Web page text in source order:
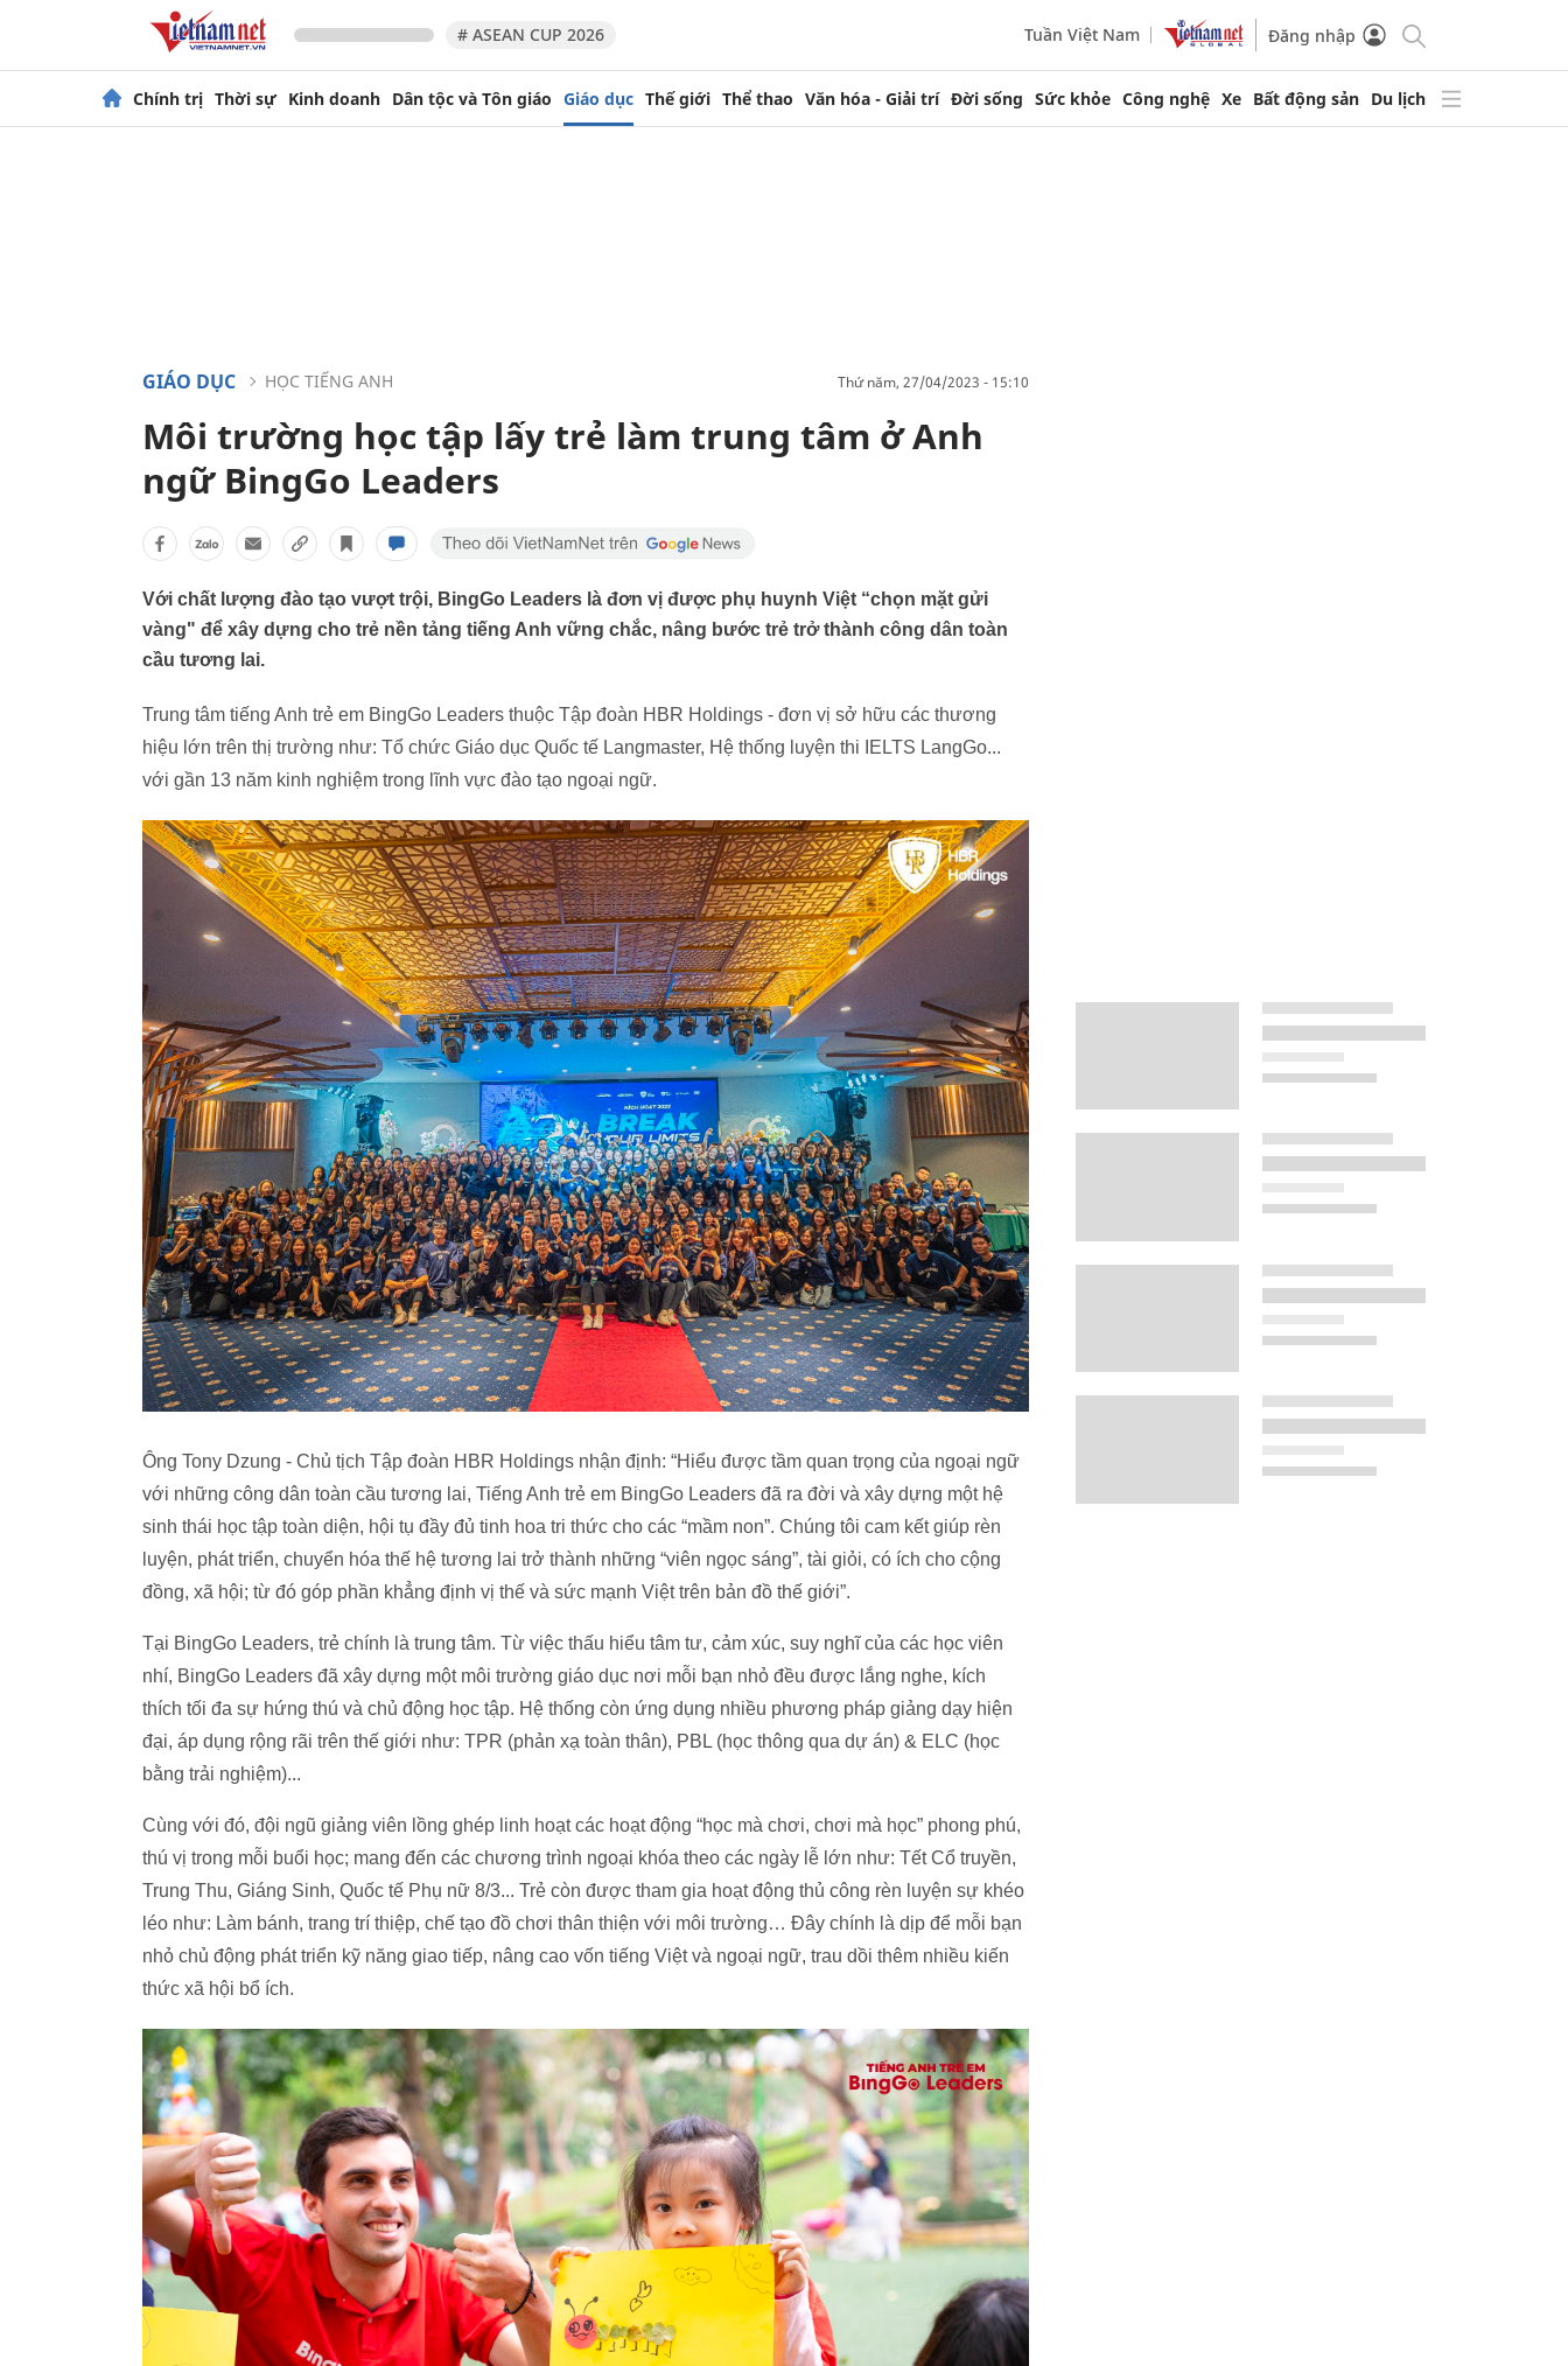
# ASEAN CUP 2026 Tuần Việt Nam Đăng nhập
Chính trị Thời sự Kinh doanh Dân tộc và Tôn giáo Giáo dục Thế giới Thể thao Văn hóa - Giải trí Đời sống Sức khỏe Công nghệ Xe Bất động sản Du lịch
GIÁO DỤC HỌC TIẾNG ANH thứ năm, 27/04/2023 - 15:10
Môi trường học tập lấy trẻ làm trung tâm ở Anh
ngữ BingGo Leaders
Với chất lượng đào tạo vượt trội, BingGo Leaders là đơn vị được phụ huynh Việt “chọn mặt gửi
vàng" để xây dựng cho trẻ nền tảng tiếng Anh vững chắc, nâng bước trẻ trở thành công dân toàn
cầu tương lai.
Trung tâm tiếng Anh trẻ em BingGo Leaders thuộc Tập đoàn HBR Holdings - đơn vị sở hữu các thương
hiệu lớn trên thị trường như: Tổ chức Giáo dục Quốc tế Langmaster, Hệ thống luyện thi IELTS LangGo...
với gần 13 năm kinh nghiệm trong lĩnh vực đào tạo ngoại ngữ.
Ông Tony Dzung - Chủ tịch Tập đoàn HBR Holdings nhận định: “Hiểu được tầm quan trọng của ngoại ngữ
với những công dân toàn cầu tương lai, Tiếng Anh trẻ em BingGo Leaders đã ra đời và xây dựng một hệ
sinh thái học tập toàn diện, hội tụ đầy đủ tinh hoa tri thức cho các “mầm non”. Chúng tôi cam kết giúp rèn
luyện, phát triển, chuyển hóa thế hệ tương lai trở thành những “viên ngọc sáng”, tài giỏi, có ích cho cộng
đồng, xã hội; từ đó góp phần khẳng định vị thế và sức mạnh Việt trên bản đồ thế giới”.
Tại BingGo Leaders, trẻ chính là trung tâm. Từ việc thấu hiểu tâm tư, cảm xúc, suy nghĩ của các học viên
nhí, BingGo Leaders đã xây dựng một môi trường giáo dục nơi mỗi bạn nhỏ đều được lắng nghe, kích
thích tối đa sự hứng thú và chủ động học tập. Hệ thống còn ứng dụng nhiều phương pháp giảng dạy hiện
đại, áp dụng rộng rãi trên thế giới như: TPR (phản xạ toàn thân), PBL (học thông qua dự án) & ELC (học
bằng trải nghiệm)...
Cùng với đó, đội ngũ giảng viên lồng ghép linh hoạt các hoạt động “học mà chơi, chơi mà học” phong phú,
thú vị trong mỗi buổi học; mang đến các chương trình ngoại khóa theo các ngày lễ lớn như: Tết Cổ truyền,
Trung Thu, Giáng Sinh, Quốc tế Phụ nữ 8/3... Trẻ còn được tham gia hoạt động thủ công rèn luyện sự khéo
léo như: Làm bánh, trang trí thiệp, chế tạo đồ chơi thân thiện với môi trường… Đây chính là dịp để mỗi bạn
nhỏ chủ động phát triển kỹ năng giao tiếp, nâng cao vốn tiếng Việt và ngoại ngữ, trau dồi thêm nhiều kiến
thức xã hội bổ ích.